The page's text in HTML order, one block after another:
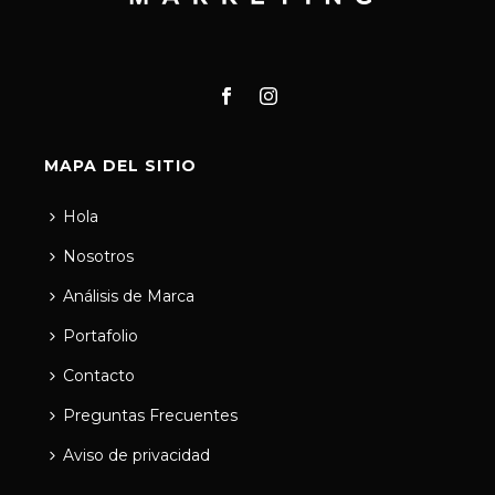
MAPA DEL SITIO
Hola
Nosotros
Análisis de Marca
Portafolio
Contacto
Preguntas Frecuentes
Aviso de privacidad